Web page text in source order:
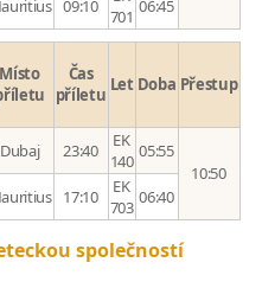
09:10 701 06:45
Místo
Čas
příletu Let Doba Přestup
Dubaj 23:40
EK
140 05:55
10:50
17:10
EK
703 06:40
společností